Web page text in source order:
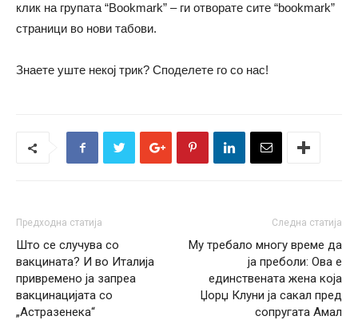
клик на групата “Bookmark” – ги отворате сите “bookmark”
страници во нови табови.
Знаете уште некој трик? Споделете го со нас!
Предходна статија
Што се случува со
вакцината? И во Италија
привремено ја запреа
вакцинацијата со
„Астразенека“
Следна статија
Му требало многу време да
ја преболи: Ова е
единствената жена која
Џорџ Клуни ја сакал пред
сопругата Амал